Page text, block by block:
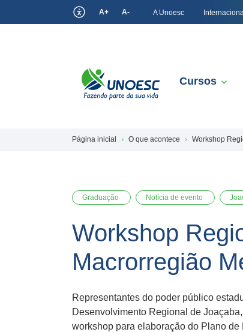
A+ A- A Unoesc
Cursos
Página inicial O que acontece Workshop
Graduação Notícia de evento
Workshop
Macrorregião
Representantes do poder público
Desenvolvimento Regional de
workshop para elaboração do Plano